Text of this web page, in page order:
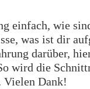
einfach, wie
was ist dir
darüber,
wird die
Vielen Dank!